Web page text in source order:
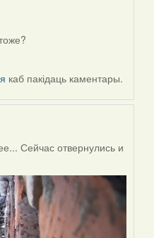
каб пакідаць каментары.
Сейчас отвернулись и